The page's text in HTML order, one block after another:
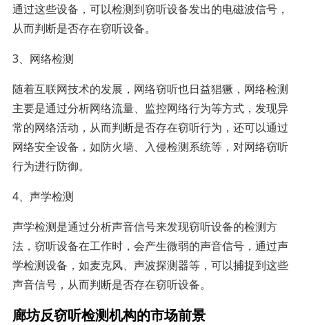
通过这些设备，可以检测到窃听设备发出的电磁波信号，
从而判断是否存在窃听设备。
3、网络检测
随着互联网技术的发展，网络窃听也日益猖獗，网络检测
主要是通过分析网络流量、监控网络行为等方式，发现异
常的网络活动，从而判断是否存在窃听行为，还可以通过
网络安全设备，如防火墙、入侵检测系统等，对网络窃听
行为进行防御。
4、声学检测
声学检测是通过分析声音信号来发现窃听设备的检测方
法，窃听设备在工作时，会产生微弱的声音信号，通过声
学检测设备，如麦克风、声波探测器等，可以捕捉到这些
声音信号，从而判断是否存在窃听设备。
廊坊反窃听检测机构的市场前景